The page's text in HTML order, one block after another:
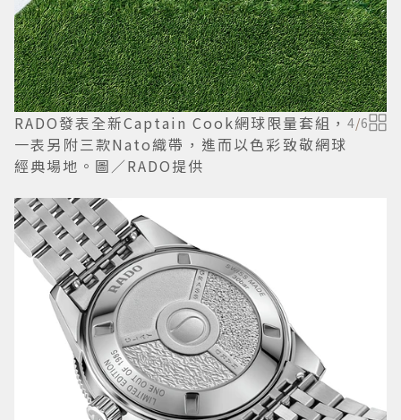
RADO發表全新Captain Cook網球限量套組，
一表另附三款Nato織帶，進而以色彩致敬網球
經典場地。圖／RADO提供
4/6